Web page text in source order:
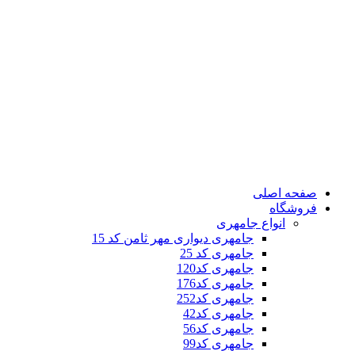
صفحه اصلی
فروشگاه
انواع جامهری
جامهری دیواری مهر ثامن کد 15
جامهری کد 25
جامهری کد120
جامهری کد176
جامهری کد252
جامهری کد42
جامهری کد56
جامهری کد99